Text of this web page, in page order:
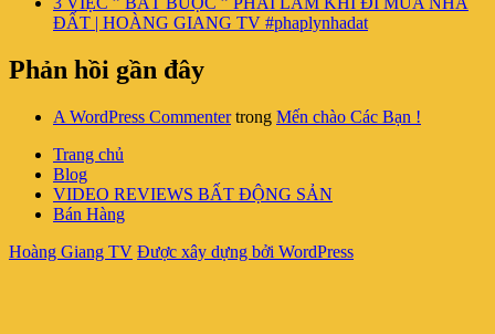
ĐẤT | HOÀNG GIANG TV #phaplynhadat
Phản hồi gần đây
A WordPress Commentertrong Mến chào Các Bạn !
Trang chủ
Blog
VIDEO REVIEWS BẤT ĐỘNG SẢN
Bán Hàng
Hoàng Giang TV Được xây dựng bởi WordPress